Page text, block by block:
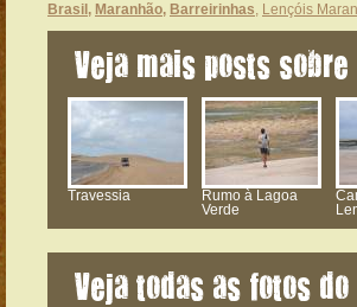
Brasil , Maranhão, Barreirinhas, Lençóis
Veja mais posts
Travessia
Rumo à Lagoa
Verde
Veja todas as fotos